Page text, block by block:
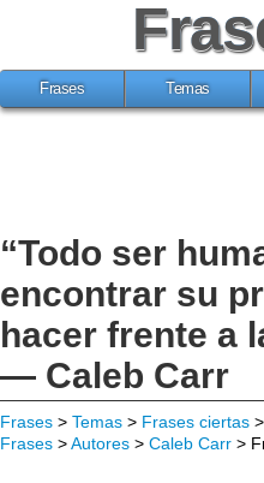
Frases Temas
“Todo ser
encontrar su
hacer frente a
— Caleb Carr
Frases > Temas > Frases ciertas
Frases >Autores > Caleb Carr >